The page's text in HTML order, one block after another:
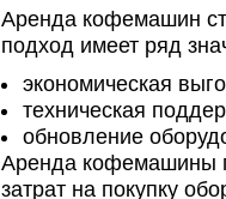
Аренда кофемашин
подход имеет ряд
экономическая
техническая
обновление
Аренда кофемашины
затрат на покупку